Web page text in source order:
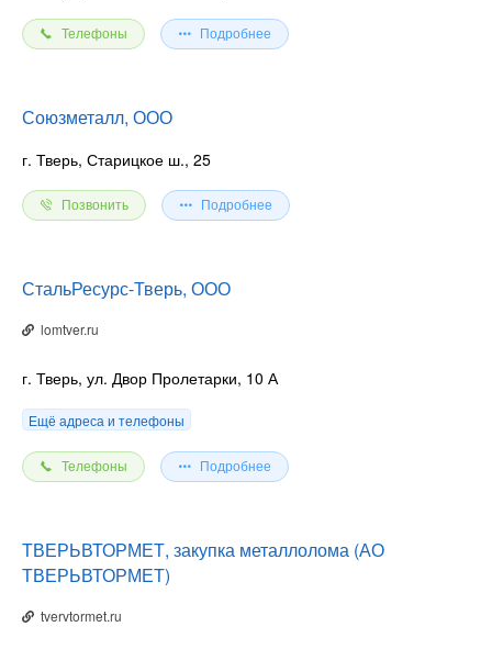
Телефоны Подробнее
Союзметалл, ООО
г. Тверь, Старицкое ш., 25
Позвонить Подробнее
СтальРесурс-Тверь, ООО
lomtver.ru
г. Тверь, ул. Двор Пролетарки, 10 А
Ещё адреса и телефоны
Телефоны Подробнее
ТВЕРЬВТОРМЕТ, закупка металлолома (АО
ТВЕРЬВТОРМЕТ)
tvervtormet.ru